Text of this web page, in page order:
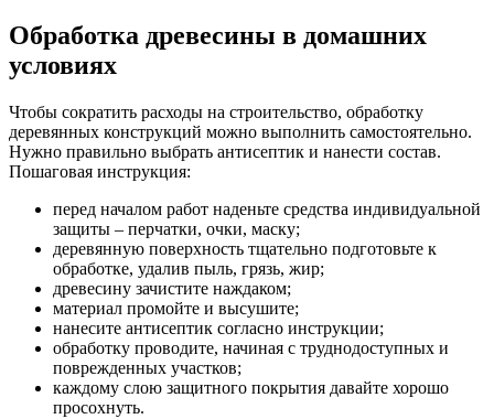
Обработка древесины в домашних
условиях
Чтобы сократить расходы на строительство, обработку
деревянных конструкций можно выполнить самостоятельно.
Нужно правильно выбрать антисептик и нанести состав.
Пошаговая инструкция:
перед началом работ наденьте средства индивидуальной
защиты – перчатки, очки, маску;
деревянную поверхность тщательно подготовьте к
обработке, удалив пыль, грязь, жир;
древесину зачистите наждаком;
материал промойте и высушите;
нанесите антисептик согласно инструкции;
обработку проводите, начиная с труднодоступных и
поврежденных участков;
каждому слою защитного покрытия давайте хорошо
просохнуть.